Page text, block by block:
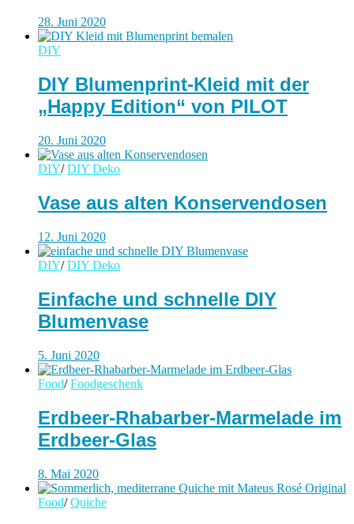
28. Juni 2020
DIY
DIY Blumenprint-Kleid mit der
„Happy Edition“ von PILOT
20. Juni 2020
DIY/ DIY Deko
Vase aus alten Konservendosen
12. Juni 2020
DIY/ DIY Deko
Einfache und schnelle DIY
Blumenvase
5. Juni 2020
Food/ Foodgeschenk
Erdbeer-Rhabarber-Marmelade im
Erdbeer-Glas
8. Mai 2020
Food/ Quiche